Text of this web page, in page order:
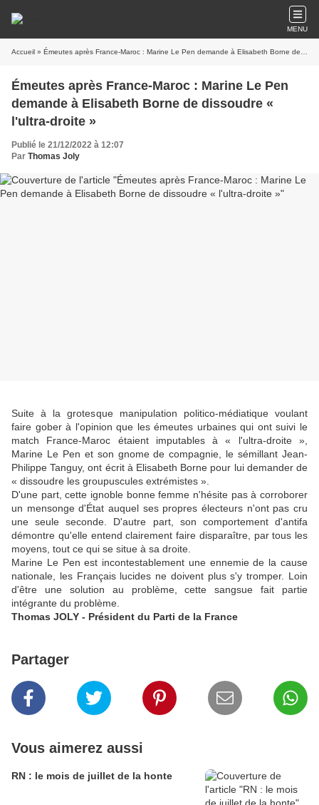
MENU
Accueil » Émeutes après France-Maroc : Marine Le Pen demande à Elisabeth Borne de dissoudre « l'ultra-droite »
Émeutes après France-Maroc : Marine Le Pen
demande à Elisabeth Borne de dissoudre «
l'ultra-droite »
Publié le 21/12/2022 à 12:07
Par Thomas Joly
Suite à la grotesque manipulation politico-médiatique voulant
faire gober à l'opinion que les émeutes urbaines qui ont suivi le
match France-Maroc étaient imputables à « l'ultra-droite »,
Marine Le Pen et son gnome de compagnie, le sémillant Jean-
Philippe Tanguy, ont écrit à Elisabeth Borne pour lui demander de
« dissoudre les groupuscules extrémistes ».
D'une part, cette ignoble bonne femme n'hésite pas à corroborer
un mensonge d'État auquel ses propres électeurs n'ont pas cru
une seule seconde. D'autre part, son comportement d'antifa
démontre qu'elle entend clairement faire disparaître, par tous les
moyens, tout ce qui se situe à sa droite.
Marine Le Pen est incontestablement une ennemie de la cause
nationale, les Français lucides ne doivent plus s'y tromper. Loin
d'être une solution au problème, cette sangsue fait partie
intégrante du problème.
Thomas JOLY - Président du Parti de la France
Partager
Vous aimerez aussi
RN : le mois de juillet de la honte